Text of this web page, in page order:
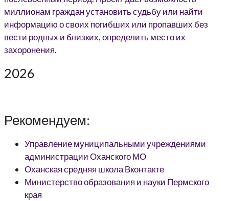
2026
Рекомендуем:
Управление муниципальными учреждениями
администрации Оханского МО
Оханская средняя школа Вконтакте
Министерство образования и науки Пермского
края